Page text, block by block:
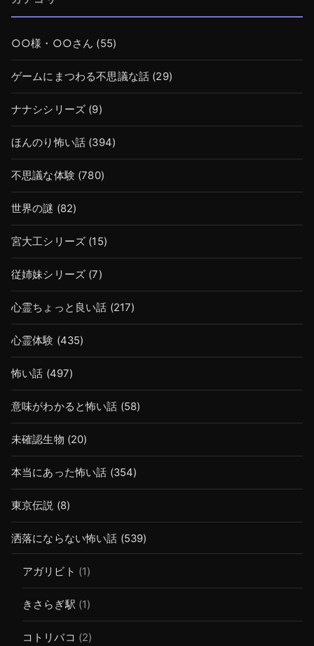
○○様・○○さん (55)
ゲームにまつわる不思議な話 (29)
ナナシシリーズ (9)
ほんのり怖い話 (394)
不思議な体験 (780)
世界の謎 (82)
宮大工シリーズ (15)
従姉妹シリーズ (7)
心霊ちょっと良い話 (217)
心霊体験 (435)
怖い話 (497)
意味がわかると怖い話 (58)
未確認生物 (20)
本当にあった怖い話 (354)
東京伝説 (8)
洒落にならない怖い話 (539)
アガリビト (1)
きさらぎ駅 (1)
コトリバコ (2)